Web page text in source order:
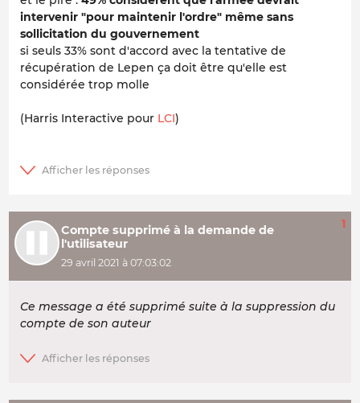
intervenir "pour maintenir l'ordre" même sans
sollicitation du gouvernement
si seuls 33% sont d'accord avec la tentative de
récupération de Lepen ça doit être qu'elle est
considérée trop molle
(Harris Interactive pour LCI)
Compte supprimé à la demande de
l'utilisateur
29 avril 2021 à 07:03:02
1
Ce message a été supprimé suite à la suppression du
compte de son auteur